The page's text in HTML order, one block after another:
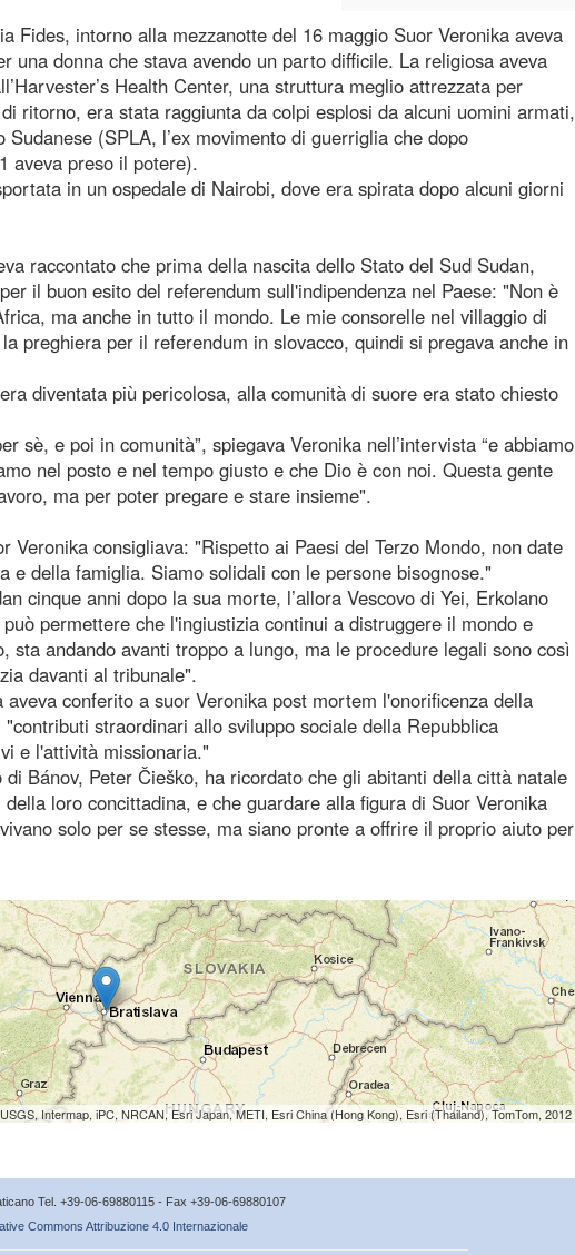
Fides, intorno alla mezzanotte del 16 maggio Suor Veronika aveva
una donna che stava avendo un parto difficile. La religiosa aveva
Health Center, una struttura meglio attrezzata per
ritorno, era stata raggiunta da colpi esplosi da alcuni uomini armati,
(SPLA, l’ex movimento di guerriglia che dopo
aveva preso il potere).
in un ospedale di Nairobi, dove era spirata dopo alcuni giorni
raccontato che prima della nascita dello Stato del Sud Sudan,
il buon esito del referendum sull'indipendenza nel Paese: "Non è
ma anche in tutto il mondo. Le mie consorelle nel villaggio di
preghiera per il referendum in slovacco, quindi si pregava anche in
diventata più pericolosa, alla comunità di suore era stato chiesto
sè, e poi in comunità”, spiegava Veronika nell’intervista “e abbiamo
nel posto e nel tempo giusto e che Dio è con noi. Questa gente
ma per poter pregare e stare insieme".
Veronika consigliava: "Rispetto ai Paesi del Terzo Mondo, non date
e della famiglia. Siamo solidali con le persone bisognose."
cinque anni dopo la sua morte, l’allora Vescovo di Yei, Erkolano
permettere che l'ingiustizia continui a distruggere il mondo e
sta andando avanti troppo a lungo, ma le procedure legali sono così
davanti al tribunale".
conferito a suor Veronika post mortem l'onorificenza della
straordinari allo sviluppo sociale della Repubblica
e l'attività missionaria."
Bánov, Peter Čieško, ha ricordato che gli abitanti della città natale
loro concittadina, e che guardare alla figura di Suor Veronika
solo per se stesse, ma siano pronte a offrire il proprio aiuto per
Intermap, iPC, NRCAN, Esri Japan, METI, Esri China (Hong Kong), Esri (Thailand), TomTom, 2012
Tel. +39-06-69880115 - Fax +39-06-69880107
Commons Attribuzione 4.0 Internazionale